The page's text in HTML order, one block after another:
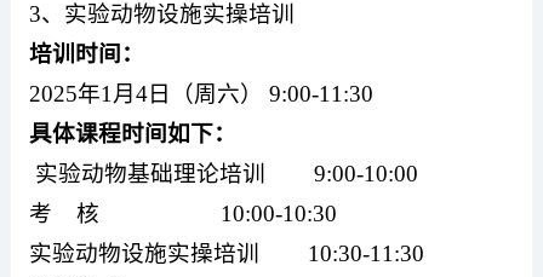
3、实验动物设施实操培训
培训时间：
2025年1 月 4日（周六）
9:00-11:30
具体课程时间如下：
实验动物基础理论培训
9:00-10:00
考
核 10:00-10:30
实验动物设施实操培训
10:30-11:30